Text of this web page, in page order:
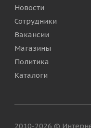
Новости
Сотрудники
Вакансии
Магазины
Политика
Каталоги
2010-2026 ©